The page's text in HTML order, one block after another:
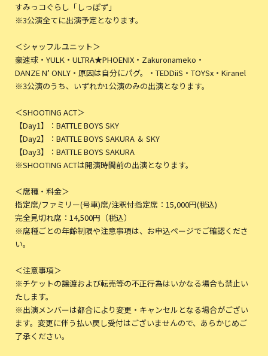
すみっコぐらし「しっぽず」
※3公演全てに出演予定となります。
＜シャッフルユニット＞
豪速球・YULK・ULTRA★PHOENIX・Zakuronameko・
DANZE N’ ONLY・原因は自分にパグ。・TEDDiiS・TOYSx・Kiranel
※3公演のうち、いずれか1公演のみの出演となります。
＜SHOOTING ACT＞
【Day1】：BATTLE BOYS SKY
【Day2】：BATTLE BOYS SAKURA ＆ SKY
【Day3】：BATTLE BOYS SAKURA
※SHOOTING ACTは開演時間前の出演となります。
＜席種・料金＞
指定席/ファミリー(号車)席/注釈付指定席：15,000円(税込)
完全見切れ席：14,500円（税込）
※席種ごとの年齢制限や注意事項は、お申込ページでご確認くださ
い。
＜注意事項＞
※チケットの譲渡および転売等の不正行為はいかなる場合も禁止い
たします。
※出演メンバーは都合により変更・キャンセルとなる場合がござい
ます。変更に伴う払い戻し受付はございませんので、あらかじめご
了承ください。